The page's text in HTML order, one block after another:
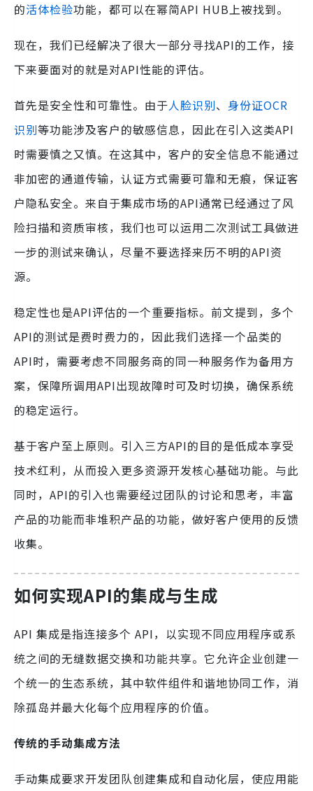
的活体检验功能，都可以在幂简API HUB上被找到。
现在，我们已经解决了很大一部分寻找API的工作，接
下来要面对的就是对API性能的评估。
首先是安全性和可靠性。由于人脸识别、 身份证OCR
识别等功能涉及客户的敏感信息，因此在引入这类API
时需要慎之又慎。在这其中，客户的安全信息不能通过
非加密的通道传输，认证方式需要可靠和无痕，保证客
户隐私安全。来自于集成市场的API通常已经通过了风
险扫描和资质审核，我们也可以运用二次测试工具做进
一步的测试来确认，尽量不要选择来历不明的API资
源。
稳定性也是API评估的一个重要指标。前文提到，多个
API的测试是费时费力的，因此我们选择一个品类的
API时，需要考虑不同服务商的同一种服务作为备用方
案，保障所调用API出现故障时可及时切换，确保系统
的稳定运行。
基于客户至上原则。引入三方API的目的是低成本享受
技术红利，从而投入更多资源开发核心基础功能。与此
同时，API的引入也需要经过团队的讨论和思考，丰富
产品的功能而非堆积产品的功能，做好客户使用的反馈
收集。
如何实现API的集成与生成
API 集成是指连接多个 API，以实现不同应用程序或系
统之间的无缝数据交换和功能共享。它允许企业创建一
个统一的生态系统，其中软件组件和谐地协同工作，消
除孤岛并最大化每个应用程序的价值。
传统的手动集成方法
手动集成要求开发团队创建集成和自动化层，使应用能